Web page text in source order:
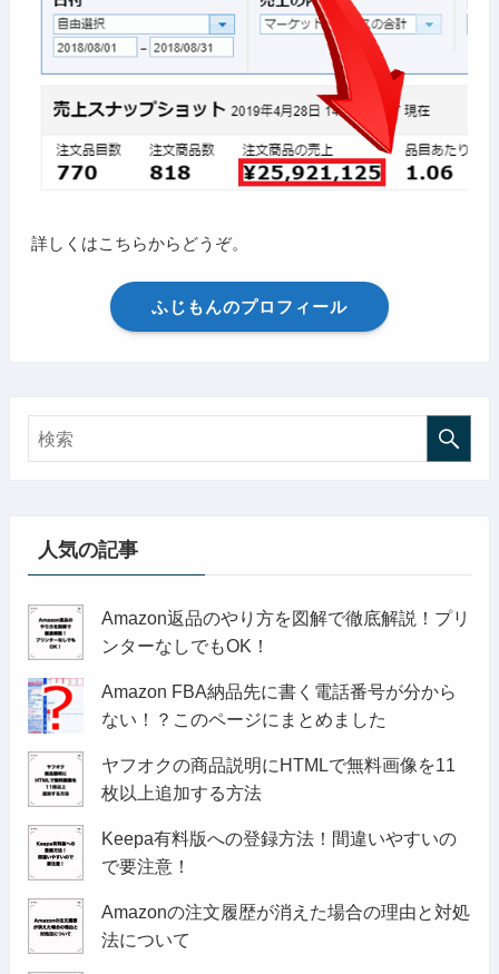
詳しくはこちらからどうぞ。
ふじもんのプロフィール
人気の記事
Amazon返品のやり方を図解で徹底解説！プリ
ンターなしでもOK！
Amazon FBA納品先に書く電話番号が分から
ない！？このページにまとめました
ヤフオクの商品説明にHTMLで無料画像を11
枚以上追加する方法
Keepa有料版への登録方法！間違いやすいの
で要注意！
Amazonの注文履歴が消えた場合の理由と対処
法について